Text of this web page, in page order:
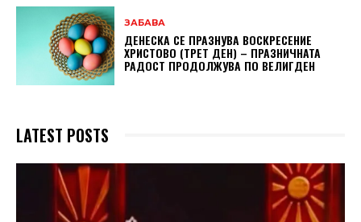
ЗАБАВА
ДЕНЕСКА СЕ ПРАЗНУВА ВОСКРЕСЕНИЕ
ХРИСТОВО (ТРЕТ ДЕН) – ПРАЗНИЧНАТА
РАДОСТ ПРОДОЛЖУВА ПО ВЕЛИГДЕН
LATEST POSTS